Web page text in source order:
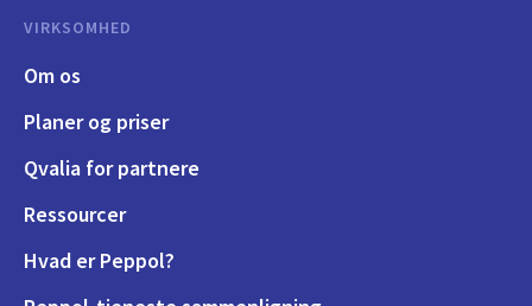
VIRKSOMHED
Om os
Planer og priser
Qvalia for partnere
Ressourcer
Hvad er Peppol?